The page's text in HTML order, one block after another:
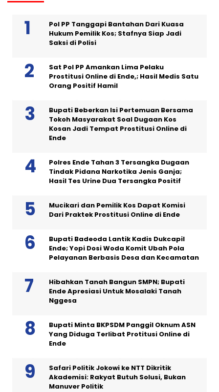
Pol PP Tanggapi Bantahan Dari Kuasa
Hukum Pemilik Kos; Stafnya Siap Jadi
Saksi di Polisi
Sat Pol PP Amankan Lima Pelaku
Prostitusi Online di Ende,; Hasil Medis Satu
Orang Positif Hamil
Bupati Beberkan Isi Pertemuan Bersama
Tokoh Masyarakat Soal Dugaan Kos
Kosan Jadi Tempat Prostitusi Online di
Ende
Polres Ende Tahan 3 Tersangka Dugaan
Tindak Pidana Narkotika Jenis Ganja;
Hasil Tes Urine Dua Tersangka Positif
Mucikari dan Pemilik Kos Dapat Komisi
Dari Praktek Prostitusi Online di Ende
Bupati Badeoda Lantik Kadis Dukcapil
Ende; Yopi Dosi Woda Komit Ubah Pola
Pelayanan Berbasis Desa dan Kecamatan
Hibahkan Tanah Bangun SMPN; Bupati
Ende Apresiasi Untuk Mosalaki Tanah
Nggesa
Bupati Minta BKPSDM Panggil Oknum ASN
Yang Diduga Terlibat Protitusi Online di
Ende
Safari Politik Jokowi ke NTT Dikritik
Akademisi: Rakyat Butuh Solusi, Bukan
Manuver Politik